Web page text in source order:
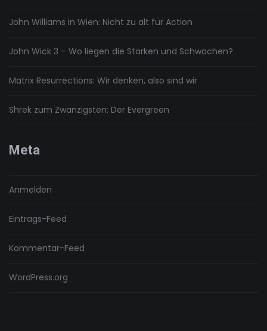
John Williams in Wien: Nicht zu alt für Action
John Wick 3 – Wo liegen die Stärken und Schwächen?
Matrix Resurrections: Wir denken, also sind wir
Shrek zum Zwanzigsten: Der Evergreen
Meta
Anmelden
Eintrags-Feed
Kommentar-Feed
WordPress.org